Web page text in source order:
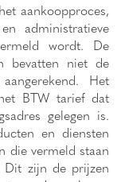
aankoopproces,
administratieve
wordt. De
bevatten niet de
Het
BTW tarief dat
gelegen is.
en diensten
die vermeld staan
Dit zijn de prijzen